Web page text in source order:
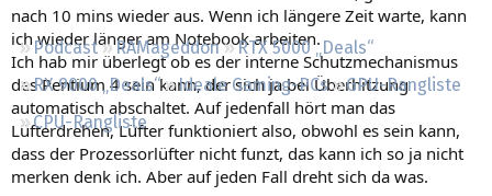
Podcast RAMageddon
RTX 5000 „Deals“
RX 9000 „Deals“
Ideale Gaming-PCs
GPU-Rangliste
CPU-Rangliste
nach 10 mins wieder aus. Wenn ich längere Zeit warte, kann
ich wieder länger am Notebook arbeiten.
Ich hab mir überlegt ob es der interne Schutzmechanismus
des Pentium 4 sein kann, der sich ja bei Überhitzung
automatisch abschaltet. Auf jedenfall hört man das
Lüfterdrehen, Lüfter funktioniert also, obwohl es sein kann,
dass der Prozessorlüfter nicht funzt, das kann ich so ja nicht
merken denk ich. Aber auf jeden Fall dreht sich da was.